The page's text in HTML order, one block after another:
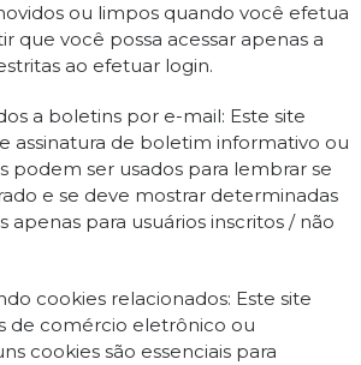
ou limpos quando você efetua
que você possa acessar apenas a
ao efetuar login.
a boletins por e-mail: Este site
assinatura de boletim informativo ou
podem ser usados ​​para lembrar se
e se deve mostrar determinadas
apenas para usuários inscritos / não
cookies relacionados: Este site
de comércio eletrônico ou
cookies são essenciais para